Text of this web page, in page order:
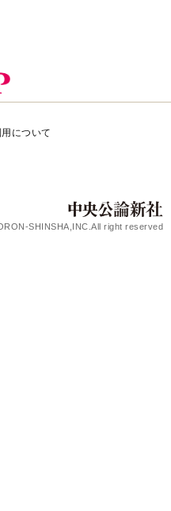
について
SHINSHA,INC.All right reserved